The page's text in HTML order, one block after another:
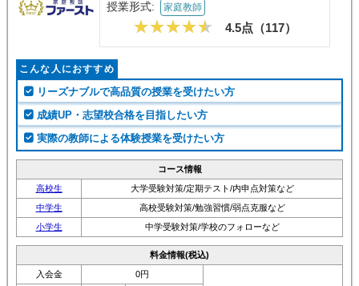
授業形式: 家庭教師
4.5点（117）
こんな人におすすめ
リーズナブルで高品質の授業を受けたい方
成績UP・志望校合格を目指したい方
実際の教師による体験授業を受けたい方
コース情報
高校生
大学受験対策/定期テスト/内申点対策など
中学生
高校受験対策/勉強習慣/弱点克服など
小学生
中学受験対策/学校のフォローなど
料金情報(税込)
入会金
0円